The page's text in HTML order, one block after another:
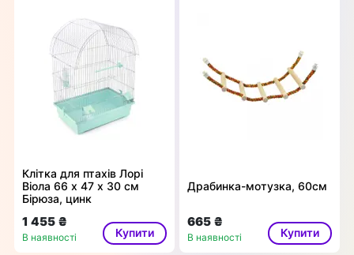
Клітка для птахів Лорі
Віола 66 х 47 х 30 см
Бірюза, цинк
1 455 ₴
В наявності Купити
Драбинка-мотузка, 60см
665 ₴
В наявності Купити